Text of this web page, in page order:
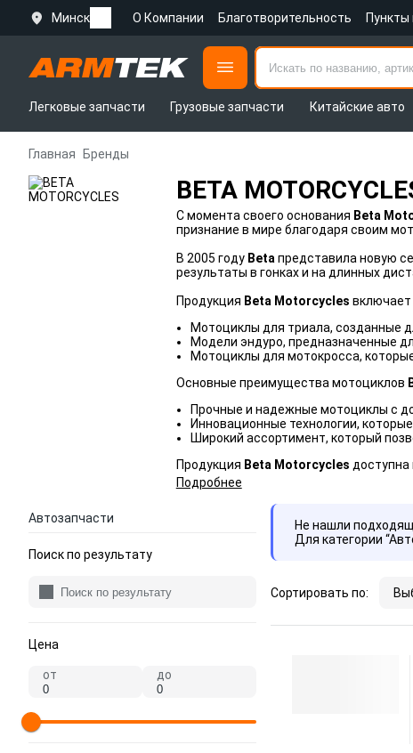
Минск О Компании Благотворительность
Легковые запчасти
Грузовые запчасти Китайские авто
Главная Бренды
BETA
С момента своего основания Beta
признание в мире благодаря своим
В 2005 году Beta представила новую
результаты в гонках и на длинных
Продукция Beta Motorcycles включает
Мотоциклы для триала, созданные
Модели эндуро, предназначенные
Мотоциклы для мотокросса,
Основные преимущества мотоциклов
Прочные и надежные мотоциклы с
Инновационные технологии,
Широкий ассортимент, который
Продукция Beta Motorcycles
Подробнее
Автозапчасти
Поиск по результату
Цена
от до
Не нашли
Для категории
Сортировать по: